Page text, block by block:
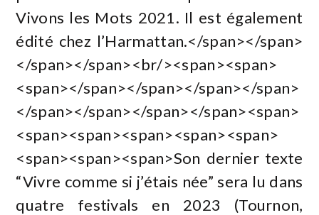
Vivons les Mots 2021. Il est également
édité chez l’Harmattan.</span></span>
</span></span><br/><span><span>
<span></span></span></span></span>
</span></span></span></span><span>
<span><span><span><span><span>
<span><span><span>Son dernier texte
“Vivre comme si j’étais née” sera lu dans
quatre festivals en 2023 (Tournon,